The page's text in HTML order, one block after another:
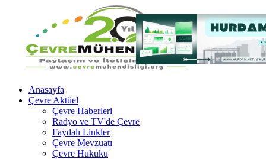
Anasayfa
Çevre Aktüel
Çevre Haberleri
Radyo ve TV'de Çevre
Faydalı Linkler
Çevre Mevzuatı
Çevre Hukuku